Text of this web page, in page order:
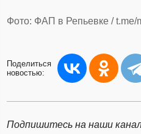
Фото: ФАП в Репьевке / t.me/
Поделиться
новостью:
Подпишитесь на наши